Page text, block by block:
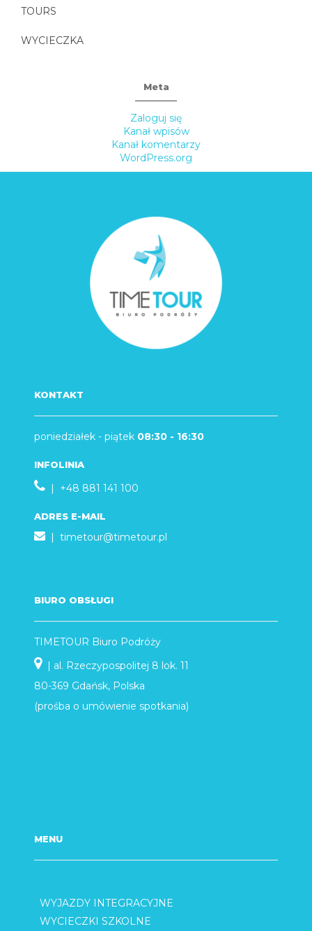
TOURS
WYCIECZKA
Meta
Zaloguj się
Kanał wpisów
Kanał komentarzy
WordPress.org
KONTAKT
poniedziałek - piątek 08:30 - 16:30
INFOLINIA
| +48 881 141 100
ADRES E-MAIL
| timetour@timetour.pl
BIURO OBSŁUGI
TIMETOUR Biuro Podróży
| al. Rzeczypospolitej 8 lok. 11
80-369 Gdańsk, Polska
(prośba o umówienie spotkania)
MENU
WYJAZDY INTEGRACYJNE
WYCIECZKI SZKOLNE